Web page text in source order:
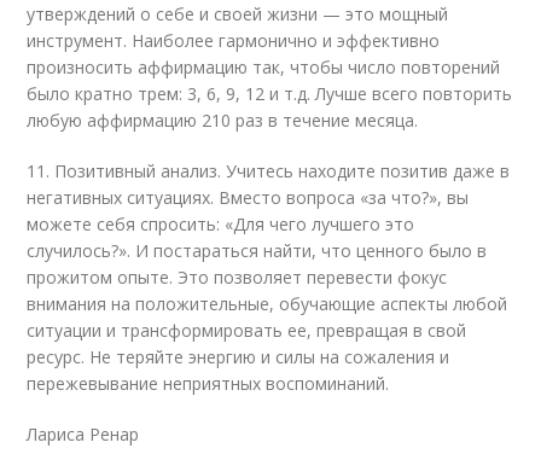
утверждений о себе и своей жизни — это мощный
инструмент. Наиболее гармонично и эффективно
произносить аффирмацию так, чтобы число повторений
было кратно трем: 3, 6, 9, 12 и т.д. Лучше всего повторить
любую аффирмацию 210 раз в течение месяца.
11. Позитивный анализ. Учитесь находите позитив даже в
негативных ситуациях. Вместо вопроса «за что?», вы
можете себя спросить: «Для чего лучшего это
случилось?». И постараться найти, что ценного было в
прожитом опыте. Это позволяет перевести фокус
внимания на положительные, обучающие аспекты любой
ситуации и трансформировать ее, превращая в свой
ресурс. Не теряйте энергию и силы на сожаления и
пережевывание неприятных воспоминаний.
Лариса Ренар